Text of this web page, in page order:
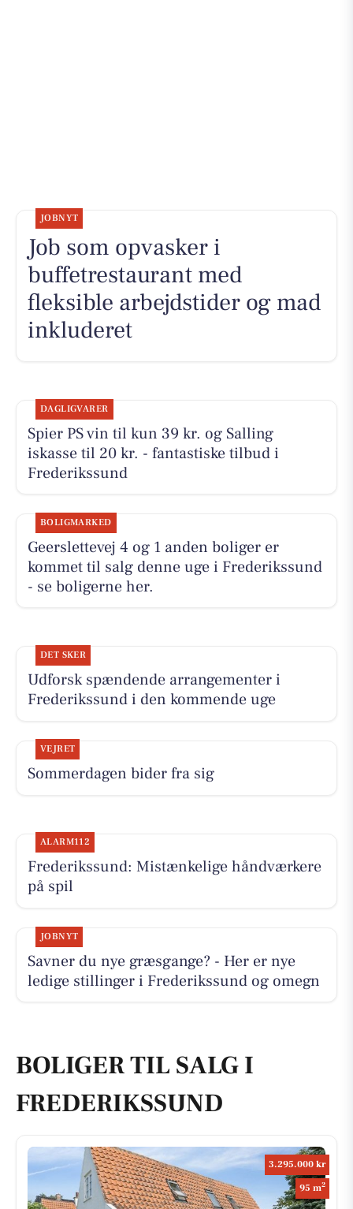
JOBNYT
Job som opvasker i
buffetrestaurant med
fleksible arbejdstider og mad
inkluderet
DAGLIGVARER
Spier PS vin til kun 39 kr. og Salling
iskasse til 20 kr. - fantastiske tilbud i
Frederikssund
BOLIGMARKED
Geerslettevej 4 og 1 anden boliger er
kommet til salg denne uge i Frederikssund
- se boligerne her.
DET SKER
Udforsk spændende arrangementer i
Frederikssund i den kommende uge
VEJRET
Sommerdagen bider fra sig
ALARM112
Frederikssund: Mistænkelige håndværkere
på spil
JOBNYT
Savner du nye græsgange? - Her er nye
ledige stillinger i Frederikssund og omegn
BOLIGER TIL SALG I
FREDERIKSSUND
3.295.000 kr
95 m2